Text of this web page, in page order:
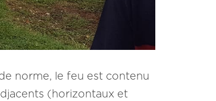
norme, le feu est contenu
(horizontaux et